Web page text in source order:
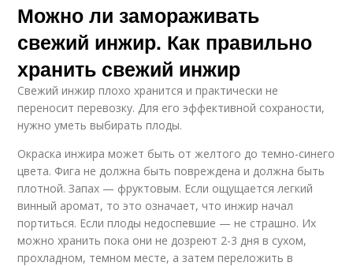
Можно ли замораживать
свежий инжир. Как правильно
хранить свежий инжир
Свежий инжир плохо хранится и практически не
переносит перевозку. Для его эффективной сохраности,
нужно уметь выбирать плоды.
Окраска инжира может быть от желтого до темно-синего
цвета. Фига не должна быть повреждена и должна быть
плотной. Запах — фруктовым. Если ощущается легкий
винный аромат, то это означает, что инжир начал
портиться. Если плоды недоспевшие — не страшно. Их
можно хранить пока они не дозреют 2-3 дня в сухом,
прохладном, темном месте, а затем переложить в